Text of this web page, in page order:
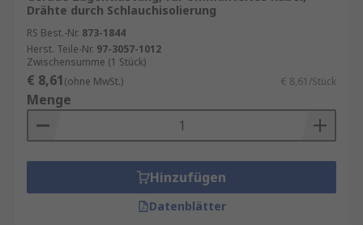
Drähte durch Schlauchisolierung
RS Best.-Nr. 873-1844
Herst. Teile-Nr. 97-3057-1012
Zwischensumme (1 Stück)
€ 8,61(ohne MwSt.) € 8,61/Stück
Menge
Hinzufügen
Datenblätter